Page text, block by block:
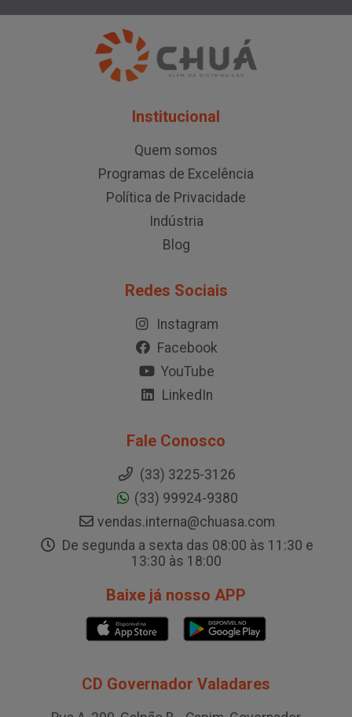
Institucional
Quem somos
Programas de Excelência
Política de Privacidade
Indústria
Blog
Redes Sociais
Instagram
Facebook
YouTube
LinkedIn
Fale Conosco
(33) 3225-3126
(33) 99924-9380
vendas.interna@chuasa.com
De segunda a sexta das 08:00 às 11:30 e
13:30 às 18:00
Baixe já nosso APP
CD Governador Valadares